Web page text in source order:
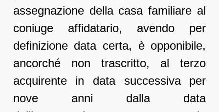
assegnazione della casa familiare al
coniuge affidatario, avendo per
definizione data certa, è opponibile,
ancorché non trascritto, al terzo
acquirente in data successiva per
nove anni dalla data